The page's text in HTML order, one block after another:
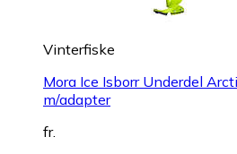
Vinterfiske
Mora Ice Isborr Underdel
m/adapter
fr.